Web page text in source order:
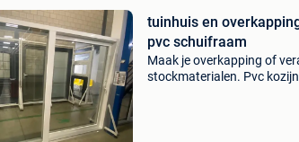
tuinhuis en
pvc schuifraam
Maak je overkapping of
stockmaterialen. Pvc